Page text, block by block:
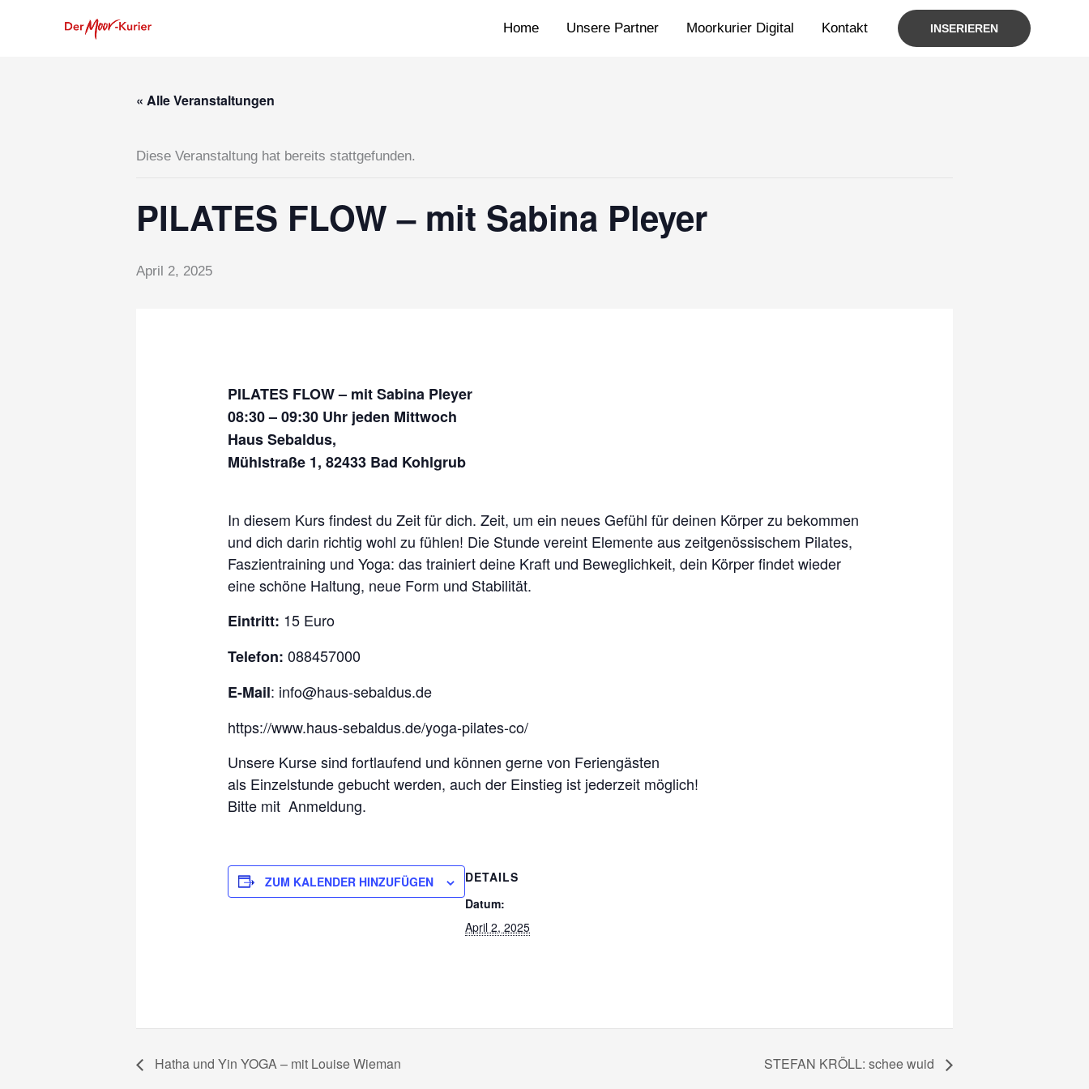
Home Unsere Partner Moorkurier Digital Kontakt INSERIEREN
« Alle Veranstaltungen
Diese Veranstaltung hat bereits stattgefunden.
PILATES FLOW – mit Sabina Pleyer
April 2, 2025
PILATES FLOW – mit Sabina Pleyer
08:30 – 09:30 Uhr jeden Mittwoch
Haus Sebaldus,
Mühlstraße 1, 82433 Bad Kohlgrub
In diesem Kurs findest du Zeit für dich. Zeit, um ein neues Gefühl für deinen Körper zu bekommen
und dich darin richtig wohl zu fühlen! Die Stunde vereint Elemente aus zeitgenössischem Pilates,
Faszientraining und Yoga: das trainiert deine Kraft und Beweglichkeit, dein Körper findet wieder
eine schöne Haltung, neue Form und Stabilität.
Eintritt: 15 Euro
Telefon:088457000
E-Mail: info@haus-sebaldus.de
https://www.haus-sebaldus.de/yoga-pilates-co/
Unsere Kurse sind fortlaufend und können gerne von Feriengästen
als Einzelstunde gebucht werden, auch der Einstieg ist jederzeit möglich!
Bitte mit Anmeldung.
ZUM KALENDER HINZUFÜGEN
DETAILS
Datum:
April 2, 2025
Hatha und Yin YOGA – mit Louise Wieman STEFAN KRÖLL: schee wuid